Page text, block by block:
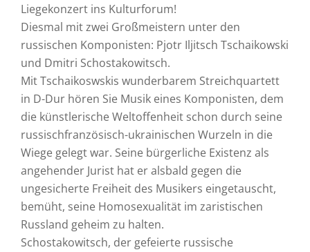
Liegekonzert ins Kulturforum!
Diesmal mit zwei Großmeistern unter den
russischen Komponisten: Pjotr Iljitsch Tschaikowski
und Dmitri Schostakowitsch.
Mit Tschaikoswskis wunderbarem Streichquartett
in D-Dur hören Sie Musik eines Komponisten, dem
die künstlerische Weltoffenheit schon durch seine
russischfranzösisch-ukrainischen Wurzeln in die
Wiege gelegt war. Seine bürgerliche Existenz als
angehender Jurist hat er alsbald gegen die
ungesicherte Freiheit des Musikers eingetauscht,
bemüht, seine Homosexualität im zaristischen
Russland geheim zu halten.
Schostakowitsch, der gefeierte russische